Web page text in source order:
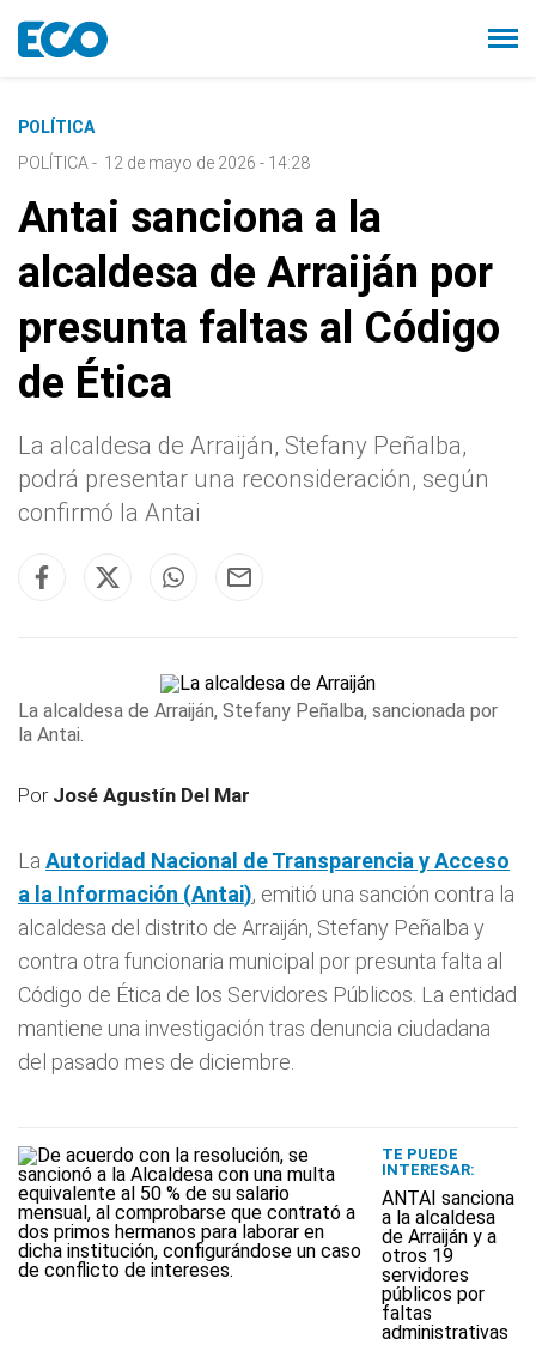
POLÍTICA
POLÍTICA - 12 de mayo de 2026 - 14:28
Antai sanciona a la
alcaldesa de Arraiján por
presunta faltas al Código
de Ética
La alcaldesa de Arraiján, Stefany Peñalba,
podrá presentar una reconsideración, según
confirmó la Antai
La alcaldesa de Arraiján, Stefany Peñalba, sancionada por
la Antai.
Por José Agustín Del Mar
La Autoridad Nacional de Transparencia y Acceso
a la Información (Antai), emitió una sanción contra la
alcaldesa del distrito de Arraiján, Stefany Peñalba y
contra otra funcionaria municipal por presunta falta al
Código de Ética de los Servidores Públicos. La entidad
mantiene una investigación tras denuncia ciudadana
del pasado mes de diciembre.
TE PUEDE
INTERESAR:
ANTAI sanciona
a la alcaldesa
de Arraiján y a
otros 19
servidores
públicos por
faltas
administrativas